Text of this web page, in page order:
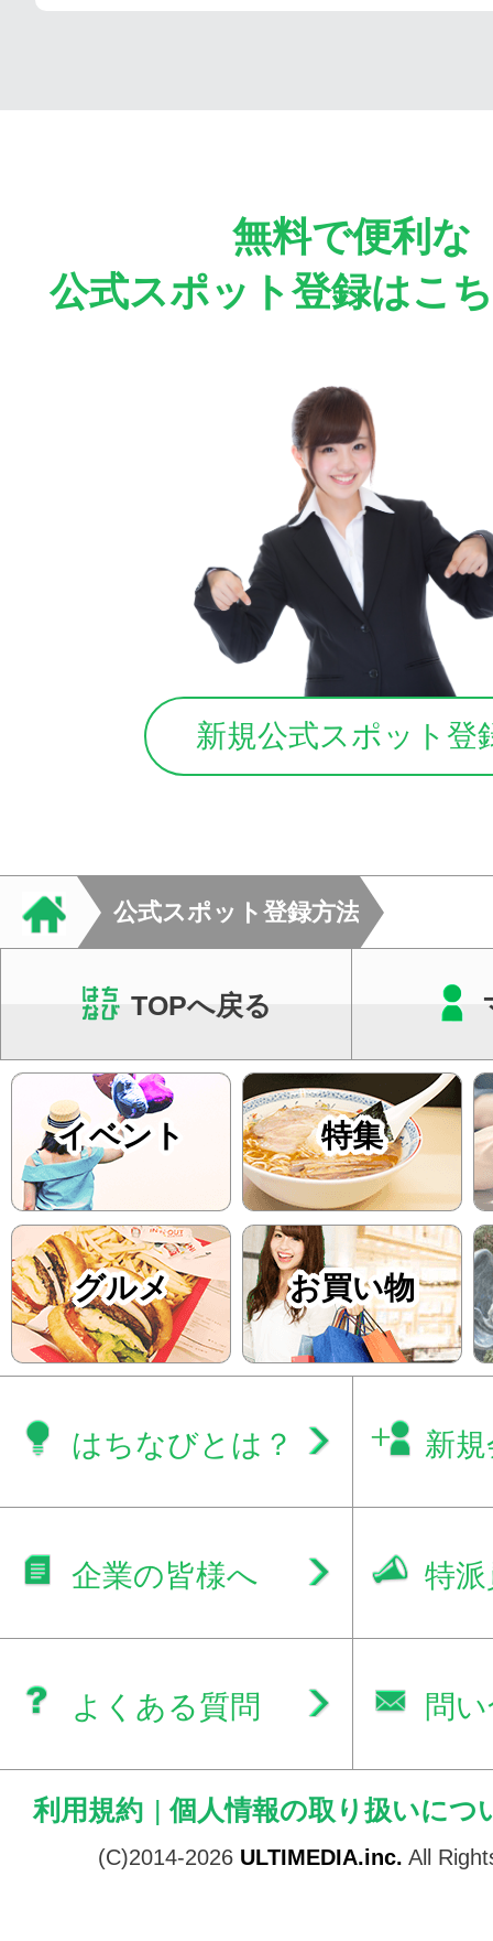
無料で便利な
公式スポット登録はこ
新規公式スポット登
公式スポット登録方法
TOPへ戻る
イベント 特集
グルメ お買い物
はちなびとは？ 新
企業の皆様へ 特
よくある質問 問
利用規約 | 個人情報の取り扱いにつ
(C)2014-2026 ULTIMEDIA.inc. All